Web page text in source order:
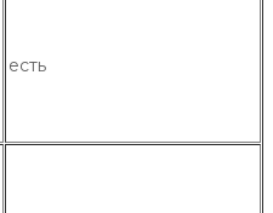
есть